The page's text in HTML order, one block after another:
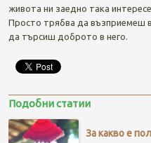
живота ни заедно така
Просто трябва да възприемеш
да търсиш доброто в него.
Подобни статии
За какво е